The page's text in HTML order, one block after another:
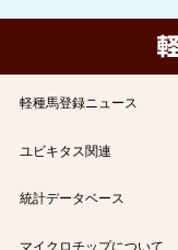
軽種馬登録ニュース
ユビキタス関連
統計データベース